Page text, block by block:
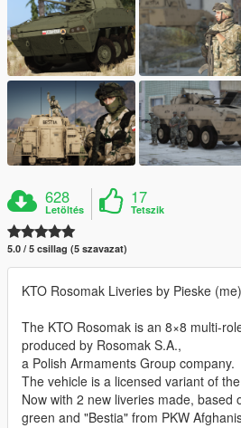
628
Letöltés
17
Tetszik
5.0 / 5 csillag (5 szavazat)
KTO Rosomak Liveries by Pieske (me)
The KTO Rosomak is an 8×8 multi-
produced by Rosomak S.A.,
a Polish Armaments Group company.
The vehicle is a licensed variant of
Now with 2 new liveries made, based
green and "Bestia" from PKW